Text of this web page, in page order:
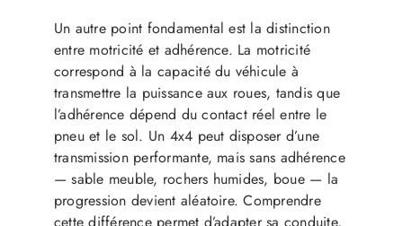
Un autre point fondamental est la distinction
entre motricité et adhérence. La motricité
correspond à la capacité du véhicule à
transmettre la puissance aux roues, tandis que
l’adhérence dépend du contact réel entre le
pneu et le sol. Un 4x4 peut disposer d’une
transmission performante, mais sans adhérence
— sable meuble, rochers humides, boue — la
progression devient aléatoire. Comprendre
cette différence permet d’adapter sa conduite,